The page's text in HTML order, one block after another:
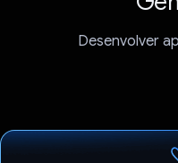
Desenvolver